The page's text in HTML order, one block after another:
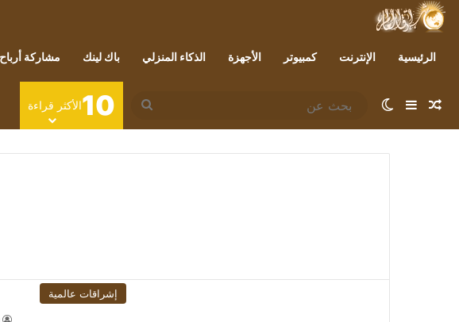
الرئيسية الإنترنت كمبيوتر الأجهزة الذكاء المنزلي باك لينك مشاركة
مقال عشوائي
إضافة عمود جانبي
الوضع المظلم
بحث
عن
10الأكثر قراءة
إشراقات عالمية